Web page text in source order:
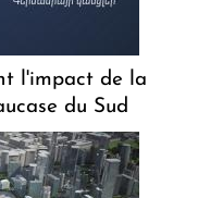
l'impact de la
du Sud